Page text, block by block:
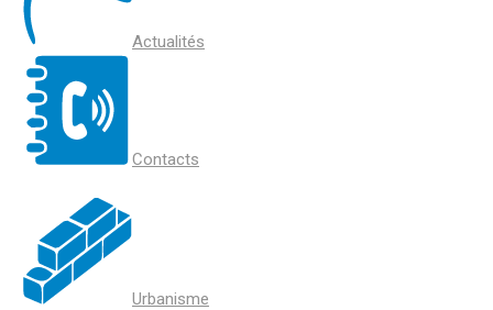
Actualités
Contacts
Urbanisme